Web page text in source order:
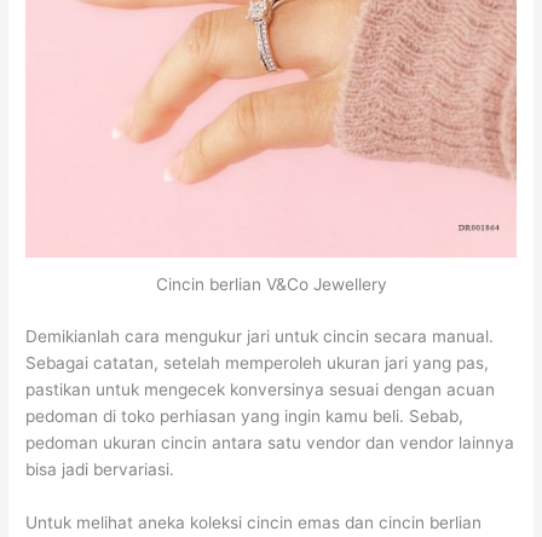
Cincin berlian V&Co Jewellery
Demikianlah cara mengukur jari untuk cincin secara manual.
Sebagai catatan, setelah memperoleh ukuran jari yang pas,
pastikan untuk mengecek konversinya sesuai dengan acuan
pedoman di toko perhiasan yang ingin kamu beli. Sebab,
pedoman ukuran cincin antara satu vendor dan vendor lainnya
bisa jadi bervariasi.
Untuk melihat aneka koleksi cincin emas dan cincin berlian